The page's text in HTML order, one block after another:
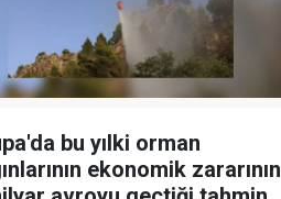
bu yılki orman
ekonomik zararının